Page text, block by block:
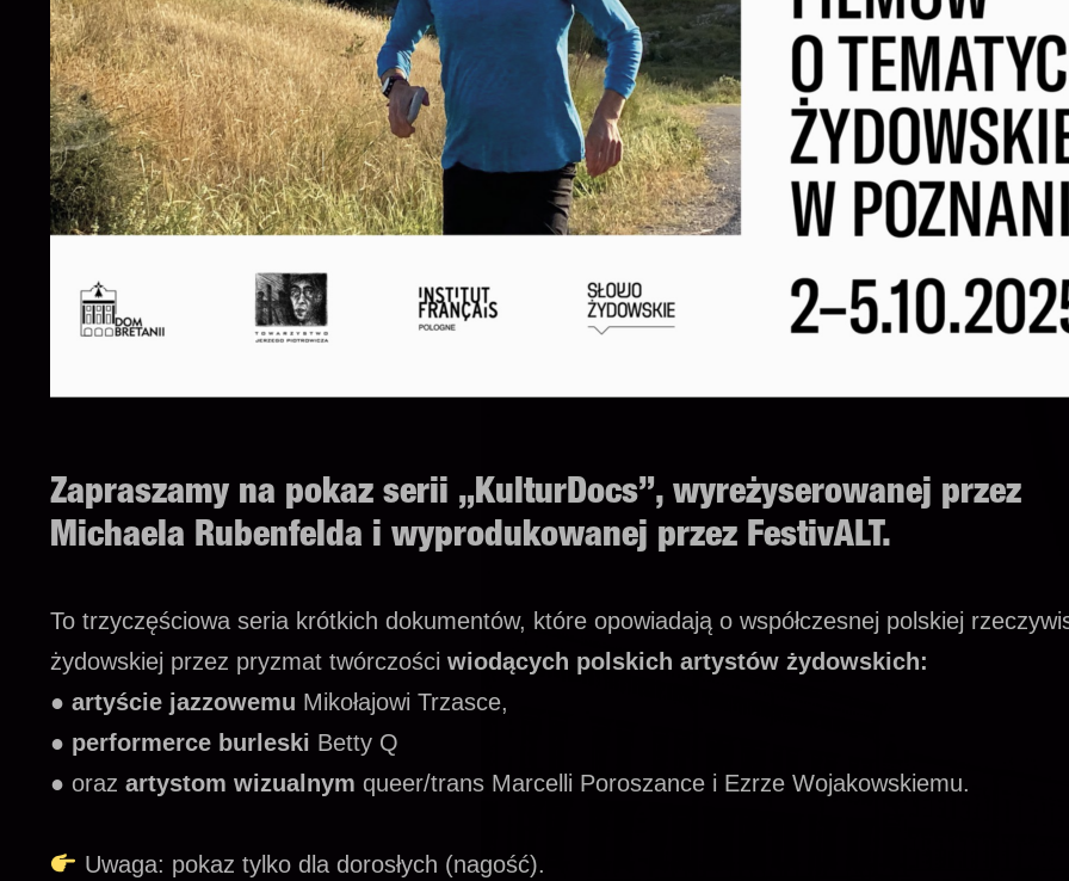
Zapraszamy na pokaz serii „KulturDocs”, wyreżyserowanej przez
Michaela Rubenfelda i wyprodukowanej przez FestivALT.
To trzyczęściowa seria krótkich dokumentów, które opowiadają o współczesnej polskiej
żydowskiej przez pryzmat twórczości wiodących polskich artystów żydowskich:
● artyście jazzowemu Mikołajowi Trzasce,
● performerce burleski Betty Q
● oraz artystom wizualnym queer/trans Marcelli Poroszance i Ezrze Wojakowskiemu.
Uwaga: pokaz tylko dla dorosłych (nagość).